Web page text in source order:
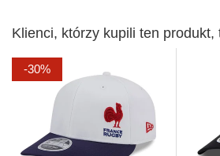
Klienci, którzy kupili ten produkt,
-30%